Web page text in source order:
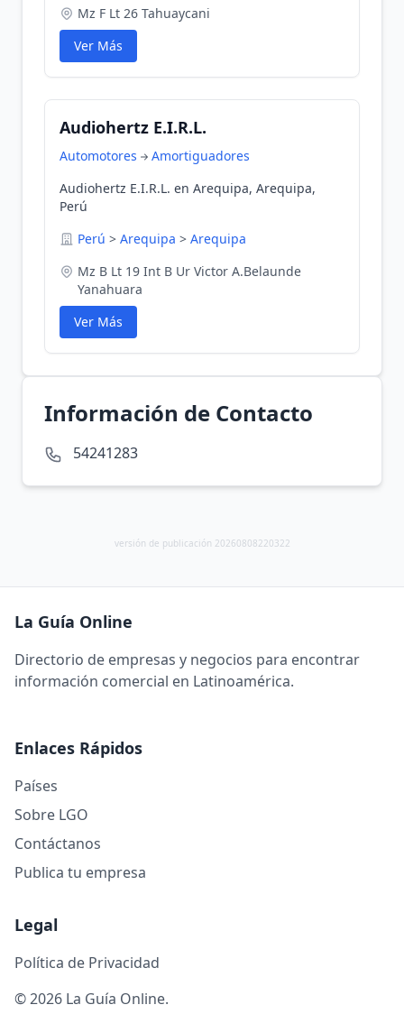
Mz F Lt 26 Tahuaycani
Ver Más
Audiohertz E.I.R.L.
Automotores
Amortiguadores
Audiohertz E.I.R.L. en Arequipa, Arequipa,
Perú
Perú > Arequipa > Arequipa
Mz B Lt 19 Int B Ur Victor A.Belaunde
Yanahuara
Ver Más
Información de Contacto
54241283
versión de publicación 20260808220322
La Guía Online
Directorio de empresas y negocios para encontrar
información comercial en Latinoamérica.
Enlaces Rápidos
Países
Sobre LGO
Contáctanos
Publica tu empresa
Legal
Política de Privacidad
© 2026 La Guía Online.